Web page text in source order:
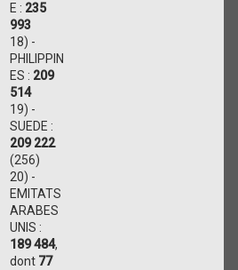
E : 235
993
18) -
PHILIPPIN
ES : 209
514
19) -
SUEDE :
209 222
(256)
20) -
EMITATS
ARABES
UNIS :
189 484,
dont 77